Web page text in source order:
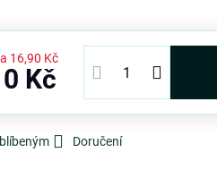
16,90 Kč
Kč
Doručení